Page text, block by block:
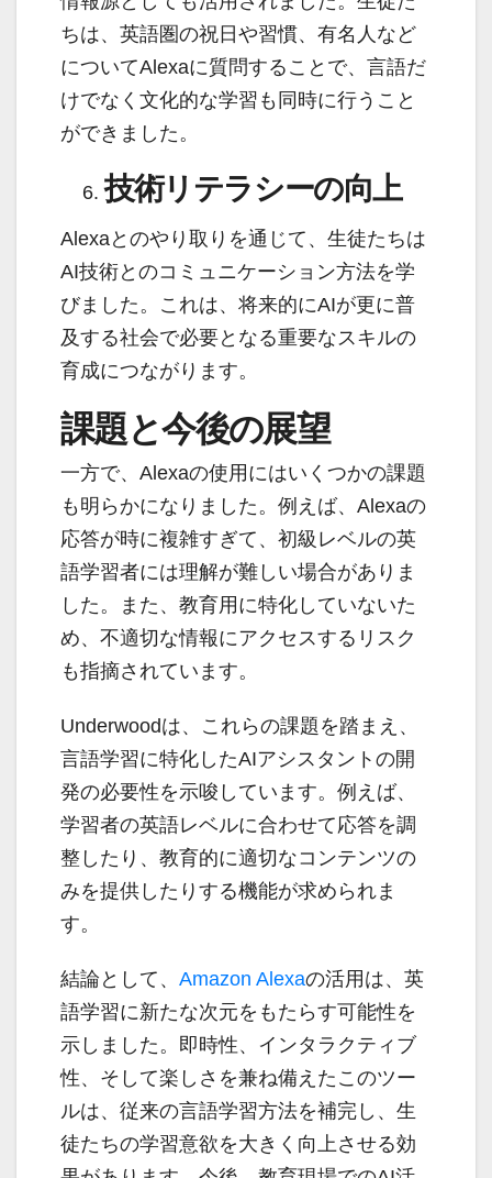
ちは、英語圏の祝日や習慣、有名人など
についてAlexaに質問することで、言語だ
けでなく文化的な学習も同時に行うこと
ができました。
技術リテラシーの向上
Alexaとのやり取りを通じて、生徒たちは
AI技術とのコミュニケーション方法を学
びました。これは、将来的にAIが更に普
及する社会で必要となる重要なスキルの
育成につながります。
課題と今後の展望
一方で、Alexaの使用にはいくつかの課題
も明らかになりました。例えば、Alexaの
応答が時に複雑すぎて、初級レベルの英
語学習者には理解が難しい場合がありま
した。また、教育用に特化していないた
め、不適切な情報にアクセスするリスク
も指摘されています。
Underwoodは、これらの課題を踏まえ、
言語学習に特化したAIアシスタントの開
発の必要性を示唆しています。例えば、
学習者の英語レベルに合わせて応答を調
整したり、教育的に適切なコンテンツの
みを提供したりする機能が求められま
す。
結論として、 Amazon Alexaの活用は、英
語学習に新たな次元をもたらす可能性を
示しました。即時性、インタラクティブ
性、そして楽しさを兼ね備えたこのツー
ルは、従来の言語学習方法を補完し、生
徒たちの学習意欲を大きく向上させる効